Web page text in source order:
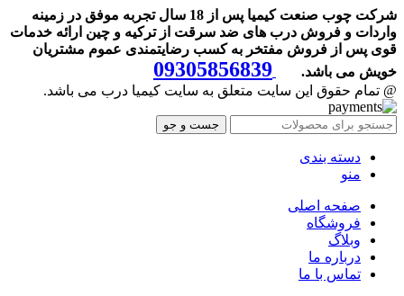
شرکت چوب صنعت کیمیا پس از 18 سال تجربه موفق در زمینه
واردات و فروش درب های ضد سرقت از ترکیه و چین ارائه خدمات
قوی پس از فروش مفتخر به کسب رضایتمندی عموم مشتریان
خویش می باشد.
09305856839
@ تمام حقوق این سایت متعلق به سایت کیمیا درب می باشد.
جست و جو
دسته بندی
منو
صفحه اصلی
فروشگاه
وبلاگ
درباره ما
تماس با ما